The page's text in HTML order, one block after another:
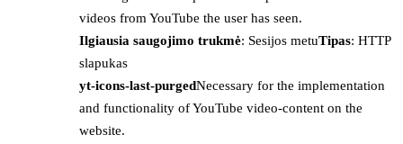
videos from YouTube the user has seen.
Ilgiausia saugojimo trukmė: Sesijos metuTipas: HTTP
slapukas
yt-icons-last-purgedNecessary for the implementation
and functionality of YouTube video-content on the
website.